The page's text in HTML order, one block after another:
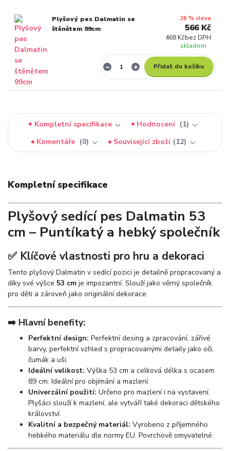
Plyšový pes Dalmatin se
štěnětem 99cm
26 % sleva
566 Kč
468 Kčbez DPH
skladem
Přidat do košíku
Kompletní specifikace Hodnocení
1
Komentáře
0 Související zboží 12
Kompletní specifikace
Plyšový sedící pes Dalmatin 53
cm – Puntíkatý a hebký společník
✅ Klíčové vlastnosti pro hru a dekoraci
Tento plyšový Dalmatin v sedící pozici je detailně propracovaný a
díky své výšce 53 cm je impozantní. Slouží jako věrný společník
pro děti a zároveň jako originální dekorace.
➡️ Hlavní benefity:
Perfektní design: Perfektní desing a zpracování, zářivé
barvy, perfektní vzhled s propracovanými detaily jako oči,
čumák a uši.
Ideální velikost: Výška 53 cm a celková délka s ocasem
89 cm. Ideální pro objímání a mazlení.
Univerzální použití: Určeno pro mazlení i na vystavení.
Plyšáci slouží k mazlení, ale vytváří také dekoraci dětského
království.
Kvalitní a bezpečný materiál: Vyrobeno z příjemného
hebkého materiálu dle normy EU. Povrchově omyvatelné.